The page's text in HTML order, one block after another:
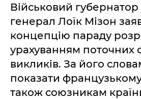
Військовий
генерал Лоїк Мізон
концепцію параду
урахуванням поточних
викликів. За його
показати французькому
також союзникам